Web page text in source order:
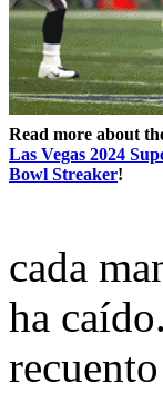
Read more about
Las Vegas 2024
Bowl Streaker!
cada
ha